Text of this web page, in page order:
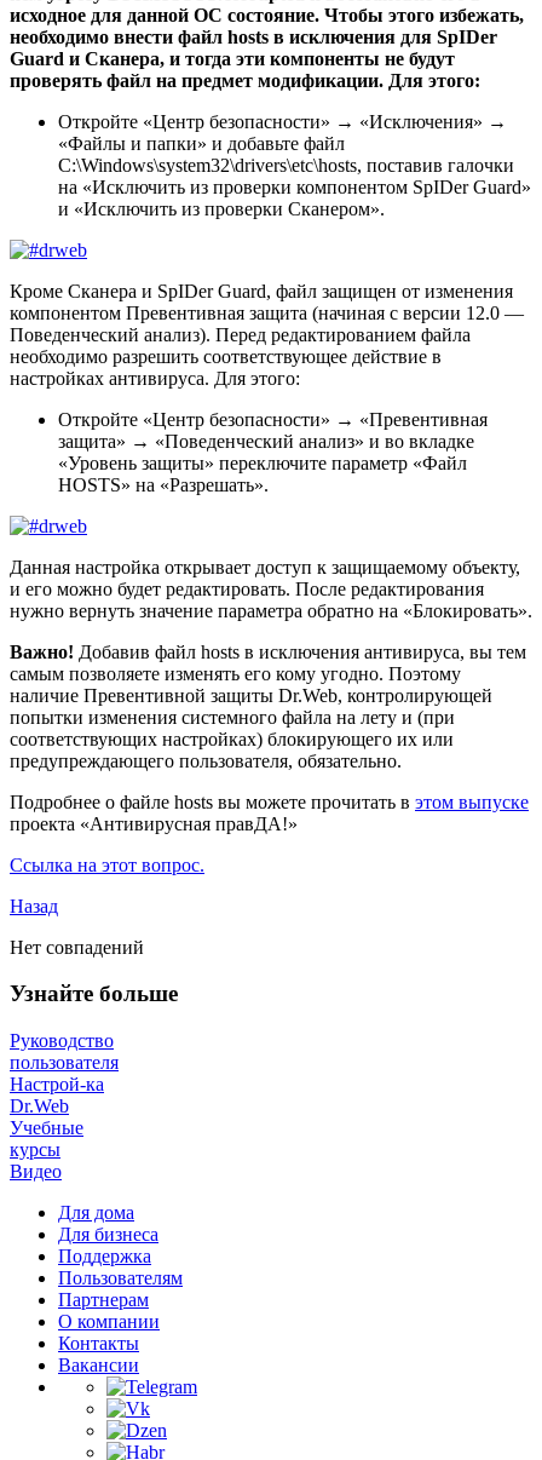
исходное для данной ОС состояние. Чтобы этого избежать,
необходимо внести файл hosts в исключения для SpIDer
Guard и Сканера, и тогда эти компоненты не будут
проверять файл на предмет модификации. Для этого:
Откройте «Центр безопасности» → «Исключения» →
«Файлы и папки» и добавьте файл
C:\Windows\system32\drivers\etc\hosts, поставив галочки
на «Исключить из проверки компонентом SpIDer Guard»
и «Исключить из проверки Сканером».
Кроме Сканера и SpIDer Guard, файл защищен от изменения
компонентом Превентивная защита (начиная с версии 12.0 —
Поведенческий анализ). Перед редактированием файла
необходимо разрешить соответствующее действие в
настройках антивируса. Для этого:
Откройте «Центр безопасности» → «Превентивная
защита» → «Поведенческий анализ» и во вкладке
«Уровень защиты» переключите параметр «Файл
HOSTS» на «Разрешать».
Данная настройка открывает доступ к защищаемому объекту,
и его можно будет редактировать. После редактирования
нужно вернуть значение параметра обратно на «Блокировать».
Важно! Добавив файл hosts в исключения антивируса, вы тем
самым позволяете изменять его кому угодно. Поэтому
наличие Превентивной защиты Dr.Web, контролирующей
попытки изменения системного файла на лету и (при
соответствующих настройках) блокирующего их или
предупреждающего пользователя, обязательно.
Подробнее о файле hosts вы можете прочитать в этом выпуске
проекта «Антивирусная правДА!»
Ссылка на этот вопрос.
Назад
Нет совпадений
Узнайте больше
Руководство
пользователя
Настрой-ка
Dr.Web
Учебные
курсы
Видео
Для дома
Для бизнеса
Поддержка
Пользователям
Партнерам
О компании
Контакты
Вакансии